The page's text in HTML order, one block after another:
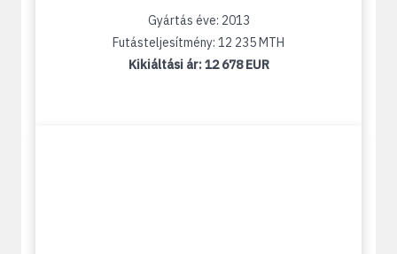
Gyártás éve: 2013
Futásteljesítmény: 12 235 MTH
Kikiáltási ár:12 678 EUR